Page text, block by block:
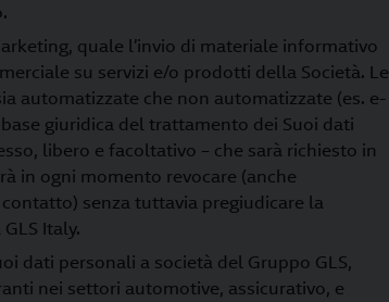
quale l’invio di materiale informativo
su servizi e/o prodotti della Società. Le
automatizzate che non automatizzate (es. e-
giuridica del trattamento dei Suoi dati
libero e facoltativo – che sarà richiesto in
in ogni momento revocare (anche
senza tuttavia pregiudicare la
Italy.
dati personali a società del Gruppo GLS,
nei settori automotive, assicurativo, e